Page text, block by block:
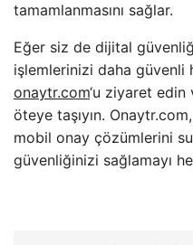
tamamlanmasını sağlar.
Eğer siz de dijital
işlemlerinizi daha güvenli
onaytr.com‘u ziyaret edin
öteye taşıyın.
mobil onay çözümlerini
güvenliğinizi sağlamayı